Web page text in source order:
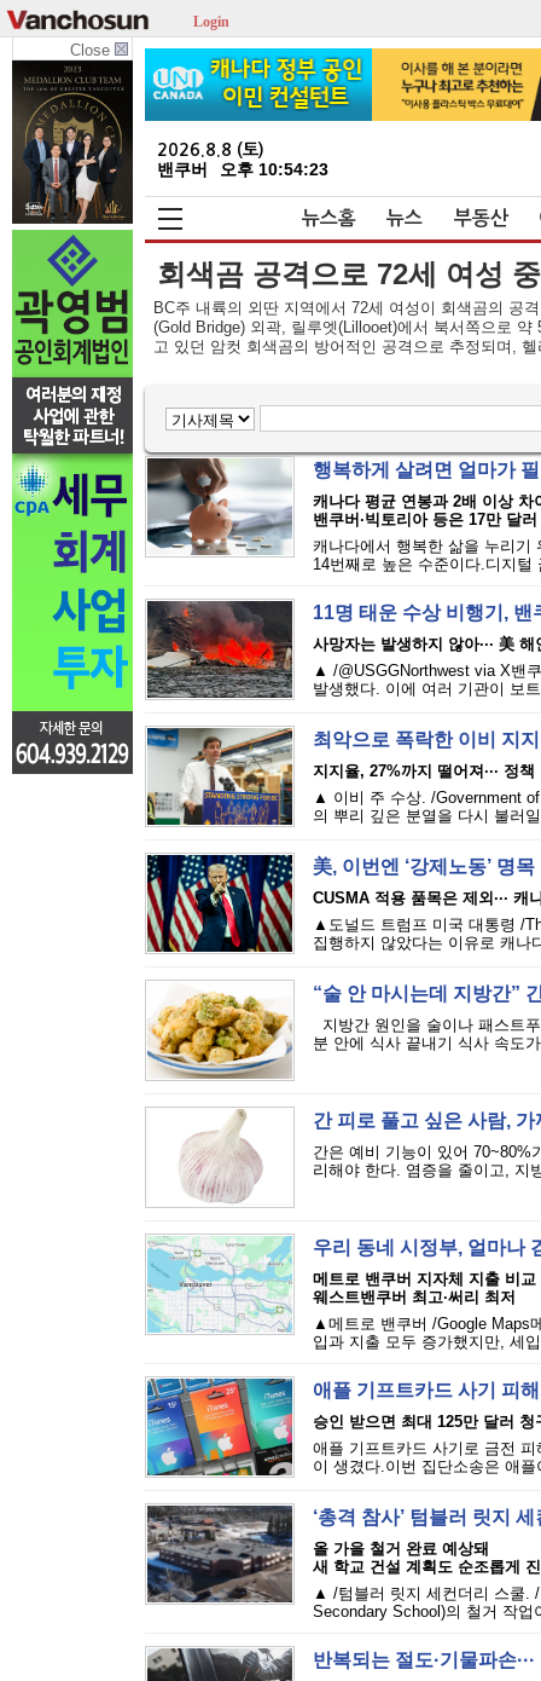
Login
Close
2026.8.8 (토)
밴쿠버 오후 10:54:23
뉴스홈 뉴스 부동산
회색곰 공격으로 72세 여성
BC주 내륙의 외딴 지역에서 72세 여성이 회색곰의 공
(Gold Bridge) 외곽, 릴루엣(Lillooet)에서 북서쪽으로
고 있던 암컷 회색곰의 방어적인 공격으로 추정되며,
행복하게 살려면 얼마가
캐나다 평균 연봉과 2배 이상 차
밴쿠버·빅토리아 등은 17만 달
캐나다에서 행복한 삶을 누리기
14번째로 높은 수준이다.디지
11명 태운 수상 비행기,
사망자는 발생하지 않아··· 美
▲ /@USGGNorthwest via X밴
발생했다. 이에 여러 기관이 보
최악으로 폭락한 이비 지
지지율, 27%까지 떨어져··· 정
▲ 이비 주 수상. /Government
의 뿌리 깊은 분열을 다시 불러
美, 이번엔 ‘강제노동’ 명
CUSMA 적용 품목은 제외··· 캐
▲도널드 트럼프 미국 대통령 /
집행하지 않았다는 이유로 캐나
“술 안 마시는데 지방간”
지방간 원인을 술이나 패스트
분 안에 식사 끝내기 식사 속도
간 피로 풀고 싶은 사람,
간은 예비 기능이 있어 70~80%
리해야 한다. 염증을 줄이고, 지
우리 동네 시정부, 얼마나
메트로 밴쿠버 지자체 지출 비교
웨스트밴쿠버 최고·써리 최저
▲메트로 밴쿠버 /Google Maps
입과 지출 모두 증가했지만, 세
애플 기프트카드 사기 피
승인 받으면 최대 125만 달러 청
애플 기프트카드 사기로 금전
이 생겼다.이번 집단소송은 애
‘총격 참사’ 텀블러 릿지
올 가을 철거 완료 예상돼
새 학교 건설 계획도 순조롭게
▲ /텀블러 릿지 세컨더리 스쿨.
Secondary School)의 철거 작
반복되는 절도·기물파손